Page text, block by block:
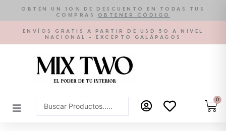
contenido
OBTÉN UN 10% DE DESCUENTO EN TODAS TUS
COMPRAS
OBTENER CÓDIGO
ENVÍOS GRATIS A PARTIR DE USD 50 A NIVEL
NACIONAL - EXCEPTO GALÁPAGOS
Search
...
0